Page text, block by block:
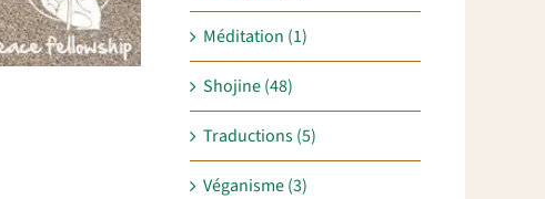
Méditation (1)
Shojine (48)
Traductions (5)
Véganisme (3)